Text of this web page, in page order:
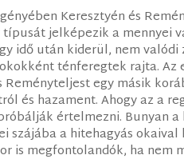
Keresztyén és
típusát jelképezik a mennyei
idő után kiderül, nem
ténferegtek rajta.
egy másik
és hazament. Ahogy az a
értelmezni. Bunyan
szájába a hitehagyás
is megfontolandók, ha nem